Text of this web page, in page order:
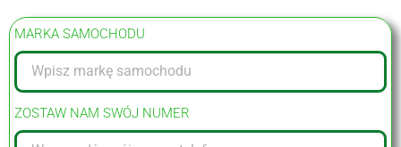
MARKA SAMOCHODU
ZOSTAW NAM SWÓJ NUMER